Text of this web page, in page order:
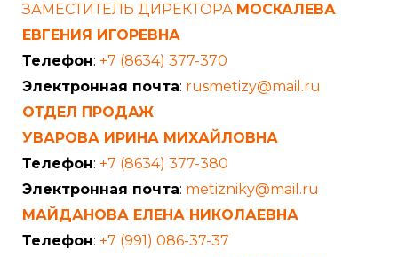
ЗАМЕСТИТЕЛЬ ДИРЕКТОРА МОСКАЛЕВА
ЕВГЕНИЯ ИГОРЕВНА
Телефон: +7 (8634) 377-370
Электронная почта: rusmetizy@mail.ru
ОТДЕЛ ПРОДАЖ
УВАРОВА ИРИНА МИХАЙЛОВНА
Телефон: +7 (8634) 377-380
Электронная почта: metizniky@mail.ru
МАЙДАНОВА ЕЛЕНА НИКОЛАЕВНА
Телефон: +7 (991) 086-37-37